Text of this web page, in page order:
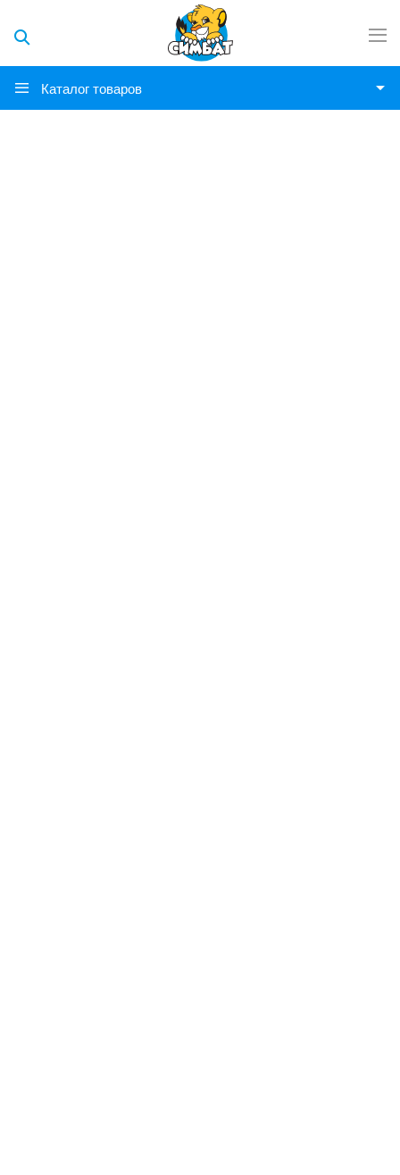
Каталог товаров